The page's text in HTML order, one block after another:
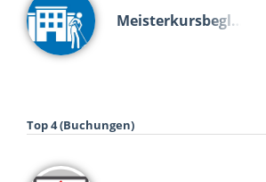
Meisterkursbegl…
Top 4 (Buchungen)